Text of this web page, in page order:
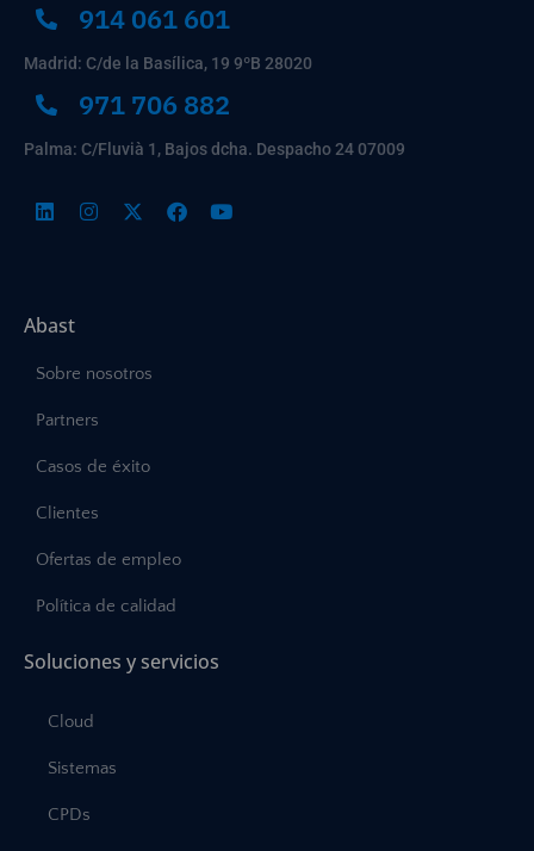
914 061 601
Madrid: C/de la Basílica, 19 9ºB 28020
971 706 882
Palma: C/Fluvià 1, Bajos dcha. Despacho 24 07009
Abast
Sobre nosotros
Partners
Casos de éxito
Clientes
Ofertas de empleo
Política de calidad
Soluciones y servicios
Cloud
Sistemas
CPDs